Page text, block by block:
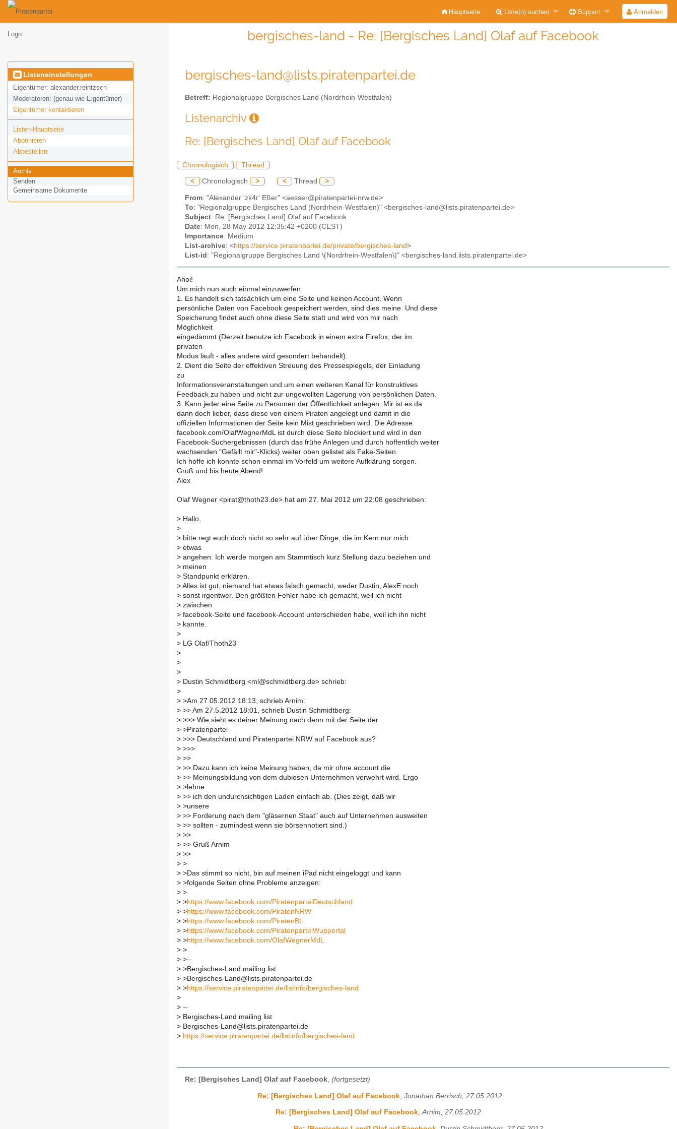
Hauptseite Liste(n) suchen Support Anmelden
bergisches-land - Re: [Bergisches Land] Olaf auf Facebook
Listeneinstellungen
Eigentümer: alexander.reintzsch
Moderatoren: (genau wie Eigentümer)
Eigentümer kontaktieren
Listen-Hauptseite
Abonnieren
Abbestellen
Archiv
Senden
Gemeinsame Dokumente
bergisches-land@lists.piratenpartei.de
Betreff: Regionalgruppe Bergisches Land (Nordrhein-Westfalen)
Listenarchiv
Re: [Bergisches Land] Olaf auf Facebook
Chronologisch Thread
< Chronologisch > < Thread >
From: "Alexander 'zk4r' Eßer" <aesser@piratenpartei-nrw.de>
To: "Regionalgruppe Bergisches Land (Nordrhein-Westfalen)" <bergisches-land@lists.piratenpartei.de>
Subject: Re: [Bergisches Land] Olaf auf Facebook
Date: Mon, 28 May 2012 12:35:42 +0200 (CEST)
Importance: Medium
List-archive: <https://service.piratenpartei.de/private/bergisches-land>
List-id : "Regionalgruppe Bergisches Land \(Nordrhein-Westfalen\)" <bergisches-land.lists.piratenpartei.de>
Ahoi!
Um mich nun auch einmal einzuwerfen:
1. Es handelt sich tatsächlich um eine Seite und keinen Account. Wenn
persönliche Daten von Facebook gespeichert werden, sind dies meine. Und diese
Speicherung findet auch ohne diese Seite statt und wird von mir nach
Möglichkeit
eingedämmt (Derzeit benutze ich Facebook in einem extra Firefox, der im
privaten
Modus läuft - alles andere wird gesondert behandelt).
2. Dient die Seite der effektiven Streuung des Pressespiegels, der Einladung
zu
Informationsveranstaltungen und um einen weiteren Kanal für konstruktives
Feedback zu haben und nicht zur ungewollten Lagerung von persönlichen Daten.
3. Kann jeder eine Seite zu Personen der Öffentlichkeit anlegen. Mir ist es da
dann doch lieber, dass diese von einem Piraten angelegt und damit in die
offiziellen Informationen der Seite kein Mist geschrieben wird. Die Adresse
facebook.com/OlafWegnerMdL ist durch diese Seite blockiert und wird in den
Facebook-Suchergebnissen (durch das frühe Anlegen und durch hoffentlich weiter
wachsenden "Gefällt mir"-Klicks) weiter oben gelistet als Fake-Seiten.
Ich hoffe ich konnte schon einmal im Vorfeld um weitere Aufklärung sorgen.
Gruß und bis heute Abend!
Alex
Olaf Wegner <pirat@thoth23.de> hat am 27. Mai 2012 um 22:08 geschrieben:
> Hallo,
>
> bitte regt euch doch nicht so sehr auf über Dinge, die im Kern nur mich
> etwas
> angehen. Ich werde morgen am Stammtisch kurz Stellung dazu beziehen und
> meinen
> Standpunkt erklären.
> Alles ist gut, niemand hat etwas falsch gemacht, weder Dustin, AlexE noch
> sonst irgentwer. Den größten Fehler habe ich gemacht, weil ich nicht
> zwischen
> facebook-Seite und facebook-Account unterschieden habe, weil ich ihn nicht
> kannte.
>
> LG Olaf/Thoth23
>
>
>
> Dustin Schmidtberg <ml@schmidtberg.de> schrieb:
>
> >Am 27.05.2012 18:13, schrieb Arnim:
> >> Am 27.5.2012 18:01, schrieb Dustin Schmidtberg:
> >>> Wie sieht es deiner Meinung nach denn mit der Seite der
> >Piratenpartei
> >>> Deutschland und Piratenpartei NRW auf Facebook aus?
> >>>
> >>
> >> Dazu kann ich keine Meinung haben, da mir ohne account die
> >> Meinungsbildung von dem dubiosen Unternehmen verwehrt wird. Ergo
> >lehne
> >> ich den undurchsichtigen Laden einfach ab. (Dies zeigt, daß wir
> >unsere
> >> Forderung nach dem "gläsernen Staat" auch auf Unternehmen ausweiten
> >> sollten - zumindest wenn sie börsennotiert sind.)
> >>
> >> Gruß Arnim
> >>
> >
> >Das stimmt so nicht, bin auf meinen iPad nicht eingeloggt und kann
> >folgende Seiten ohne Probleme anzeigen:
> >
> >https://www.facebook.com/PiratenparteiDeutschland
> >https://www.facebook.com/PiratenNRW
> >https://www.facebook.com/PiratenBL
> >https://www.facebook.com/PiratenparteiWuppertal
> >https://www.facebook.com/OlafWegnerMdL
> >
> >--
> >Bergisches-Land mailing list
> >Bergisches-Land@lists.piratenpartei.de
> >https://service.piratenpartei.de/listinfo/bergisches-land
>
> --
> Bergisches-Land mailing list
> Bergisches-Land@lists.piratenpartei.de
> https://service.piratenpartei.de/listinfo/bergisches-land
Re: [Bergisches Land] Olaf auf Facebook, (fortgesetzt)
Re: [Bergisches Land] Olaf auf Facebook Jonathan Berrisch, 27.05.2012
Re: [Bergisches Land] Olaf auf Facebook,Arnim, 27.05.2012